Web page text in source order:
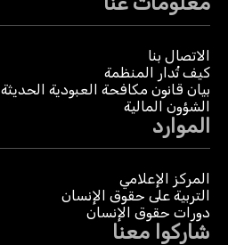
الاتصال بنا
كيف تُدار المنظمة
بيان قانون مكافحة العبودية الحديثة
الشؤون المالية
الموارد
المركز الإعلامي
التربية على حقوق الإنسان
دورات حقوق الإنسان
شاركوا معنا